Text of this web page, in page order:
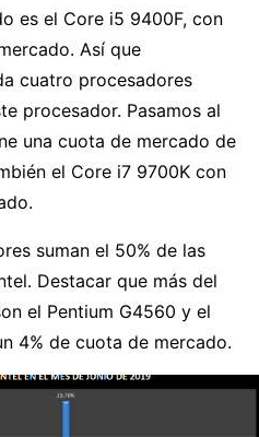
es el Core i5 9400F, con
Así que
cuatro procesadores
procesador. Pasamos al
una cuota de mercado de
el Core i7 9700K con
suman el 50% de las
Destacar que más del
el Pentium G4560 y el
4% de cuota de mercado.